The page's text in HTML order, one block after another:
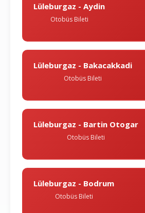
Lüleburgaz - Aydin
Otobüs Bileti
Lüleburgaz - Bakacakkadi
Otobüs Bileti
Lüleburgaz - Bartin Otogar
Otobüs Bileti
Lüleburgaz - Bodrum
Otobüs Bileti